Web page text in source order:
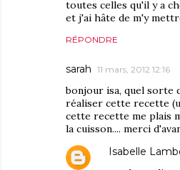
toutes celles qu'il y a
et j'ai hâte de m'y
RÉPONDRE
sarah 11 mars, 2012 12:16
bonjour isa, quel sorte
réaliser cette recette
cette recette me plais
la cuisson.... merci
Isabelle